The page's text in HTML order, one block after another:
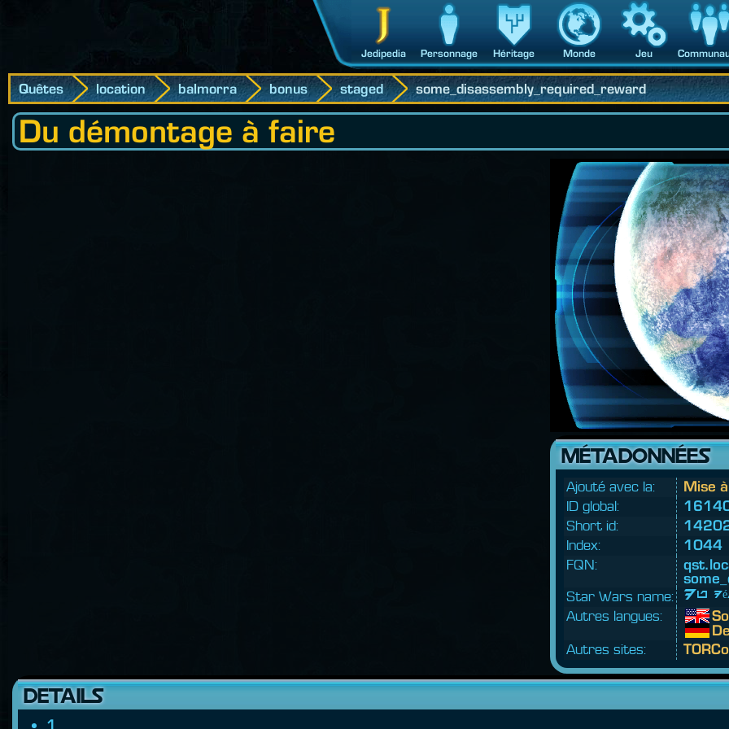
Jedipedia Personnage Héritage Monde Jeu
Quêtes location balmorra bonus staged some_disassembly_required_reward
Du démontage à faire
MÉTADONNÉES
Ajouté avec la:
Mise
ID global:
Short id:
Index:
1044
FQN:
qst.
Star Wars name:
Du
Autres langues:
Autres sites:
DETAILS
1